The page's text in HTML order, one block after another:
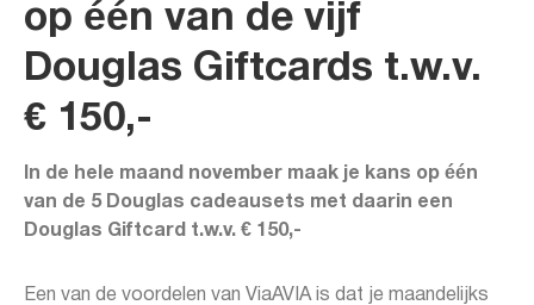
op één van de vijf
Douglas Giftcards t.w.v.
€ 150,-
In de hele maand november maak je kans op één
van de 5 Douglas cadeausets met daarin een
Douglas Giftcard t.w.v. € 150,-
Een van de voordelen van ViaAVIA is dat je maandelijks